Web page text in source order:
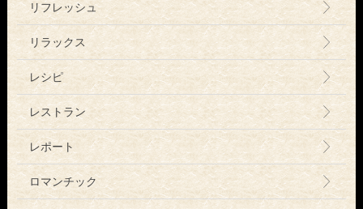
リフレッシュ
リラックス
レシピ
レストラン
レポート
ロマンチック